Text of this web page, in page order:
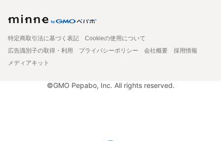
特定商取引法に基づく表記
Cookieの使用について
広告識別子の取得・利用
プライバシーポリシー 会社概要
採用情報
メディアキット
©GMO Pepabo, Inc. All rights reserved.